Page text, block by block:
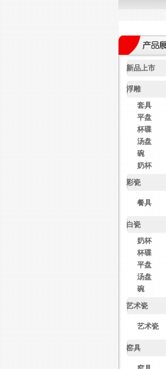
新品上市
浮雕
套具
平盘
杯碟
汤盘
碗
奶杯
彩瓷
餐具
白瓷
奶杯
杯碟
平盘
汤盘
碗
艺术瓷
艺术瓷
窑具